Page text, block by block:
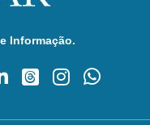
Informação.